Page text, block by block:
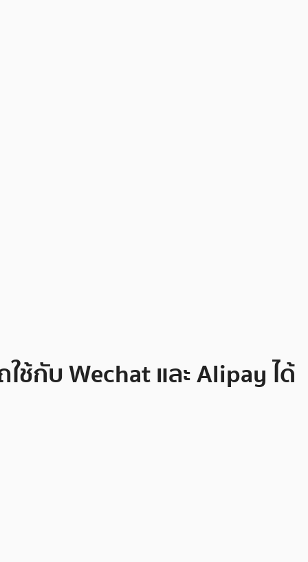
กับ Wechat และ Alipay ได้